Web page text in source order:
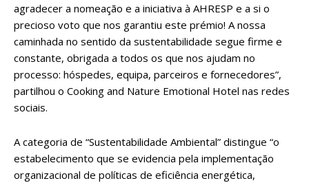
agradecer a nomeação e a iniciativa à AHRESP e a si o
precioso voto que nos garantiu este prémio! A nossa
caminhada no sentido da sustentabilidade segue firme e
constante, obrigada a todos os que nos ajudam no
processo: hóspedes, equipa, parceiros e fornecedores”,
partilhou o Cooking and Nature Emotional Hotel nas redes
sociais.
A categoria de “Sustentabilidade Ambiental” distingue “o
estabelecimento que se evidencia pela implementação
organizacional de políticas de eficiência energética,